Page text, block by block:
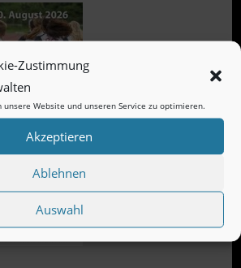
Zustimmung
unsere Website und unseren Service zu optimieren.
Akzeptieren
Ablehnen
Auswahl